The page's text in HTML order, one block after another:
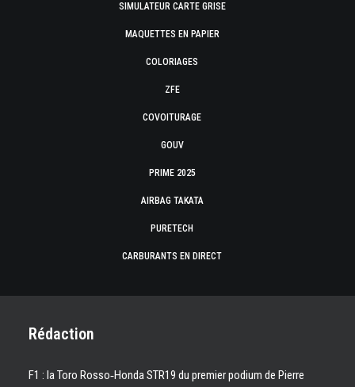
SIMULATEUR CARTE GRISE
MAQUETTES EN PAPIER
COLORIAGES
ZFE
COVOITURAGE
GOUV
PRIME 2025
AIRBAG TAKATA
PURETECH
CARBURANTS EN DIRECT
Rédaction
F1 : la Toro Rosso‑Honda STR19 du premier podium de Pierre